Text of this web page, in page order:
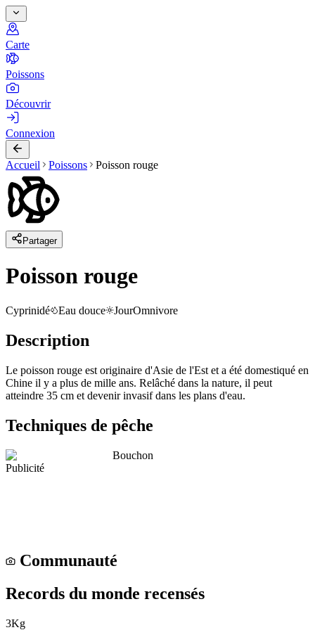
Carte
Poissons
Découvrir
Connexion
Accueil Poissons Poisson rouge
Partager
Poisson rouge
Cyprinidé Eau douce JourOmnivore
Description
Le poisson rouge est originaire d'Asie de l'Est et a été domestiqué en
Chine il y a plus de mille ans. Relâché dans la nature, il peut
atteindre 35 cm et devenir invasif dans les plans d'eau.
Techniques de pêche
Bouchon
Publicité
Communauté
Records du monde recensés
3Kg